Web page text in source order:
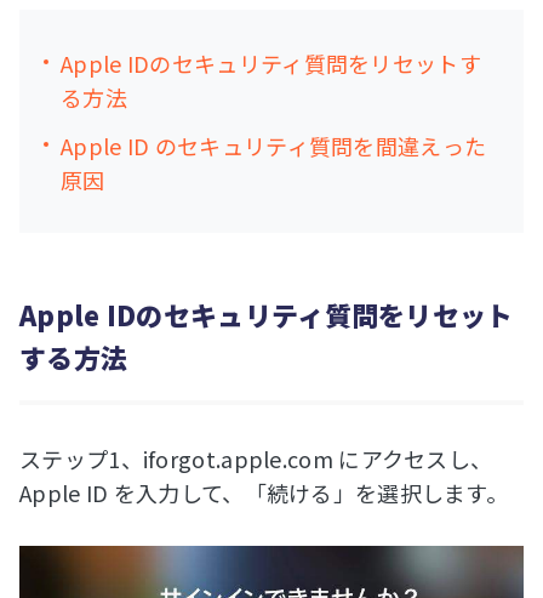
Apple IDのセキュリティ質問をリセットす
る方法
Apple ID のセキュリティ質問を間違えった
原因
Apple IDのセキュリティ質問をリセット
する方法
ステップ1、iforgot.apple.com にアクセスし、
Apple ID を入力して、「続ける」を選択します。